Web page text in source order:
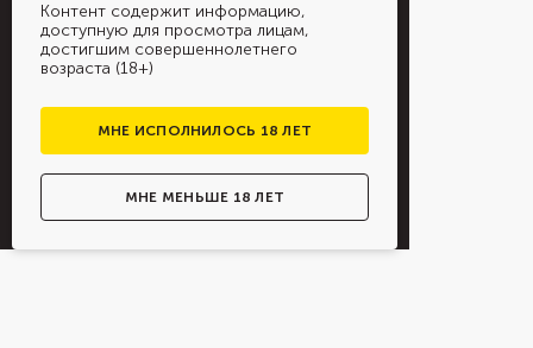
Контент содержит информацию,
доступную для просмотра лицам,
достигшим совершеннолетнего
возраста (18+)
МНЕ ИСПОЛНИЛОСЬ 18 ЛЕТ
МНЕ МЕНЬШЕ 18 ЛЕТ